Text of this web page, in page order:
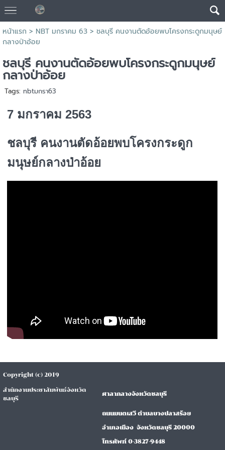
หน้าแรก > NBT มกราคม 63> ชลบุรี คนงานตัดอ้อยพบโครงกระดูกมนุษย์
กลางป่าอ้อย
ชลบุรี คนงานตัดอ้อยพบโครงกระดูกมนุษย์
กลางป่าอ้อย
Tags: nbtมกรา63
7 มกราคม 2563
ชลบุรี คนงานตัดอ้อยพบโครงกระดูก
มนุษย์กลางป่าอ้อย
Copyright (c) 2019
สำนักงานประชาสัมพันธ์จังหวัด
ชลบุรี
ศาลากลางจังหวัดชลบุรี
ถนนมนตเสวี ตำบลบางปลาสร้อย
อำเภอเมือง จังหวัดชลบุรี 20000
โทรศัพท์ 0-3827-9448